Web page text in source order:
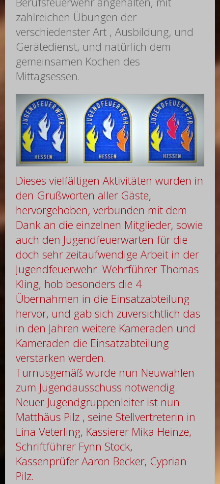
zahlreichen Übungen der
verschiedenster Art , Ausbildung, und
Gerätedienst, und natürlich dem
gemeinsamen Kochen des
Mittagsessen.
Dieses vielfältigen Aktivitäten wurden in
den Grußworten aller Gäste,
hervorgehoben, verbunden mit dem
Dank an die einzelnen Mitglieder, sowie
auch den Jugendfeuerwarten für die
doch sehr zeitaufwendige Arbeit in der
Jugendfeuerwehr. Wehrführer Thomas
Kling, hob besonders die 4
Übernahmen in die Einsatzabteilung
hervor, und gab sich zuversichtlich das
in den Jahren weitere Kameraden und
Kameraden die Einsatzabteilung
verstärken werden.
Turnusgemäß wurde nun Neuwahlen
zum Jugendausschuss notwendig.
Neuer Jugendgruppenleiter ist nun
Matthäus Pilz , seine Stellvertreterin in
Lina Veterling, Kassierer Mika Heinze,
Schriftführer Fynn Stock,
Kassenprüfer Aaron Becker, Cyprian
Pilz.